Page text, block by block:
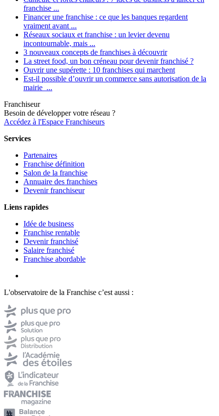
franchise ...
Financer une franchise : ce que les banques regardent
vraiment avant ...
Réseaux sociaux et franchise : un levier devenu
incontournable, mais ...
3 nouveaux concepts de franchises à découvrir
La street food, un bon créneau pour devenir franchisé ?
Ouvrir une supérette : 10 franchises qui marchent
Est-il possible d’ouvrir un commerce sans autorisation de la
mairie ...
Franchiseur
Besoin de développer votre réseau ?
Accédez à l'Espace Franchiseurs
Services
Partenaires
Franchise définition
Salon de la franchise
Annuaire des franchises
Devenir franchiseur
Liens rapides
Idée de business
Franchise rentable
Devenir franchisé
Salaire franchisé
Franchise abordable
L'observatoire de la Franchise c’est aussi :